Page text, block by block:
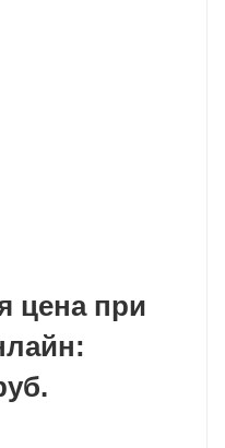
цена при